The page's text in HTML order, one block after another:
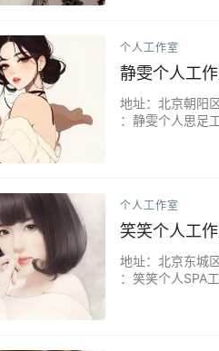
个人工作室
静雯个人工
地址：北京朝阳
：静雯个人思足
个人工作室
笑笑个人工
地址：北京东城
：笑笑个人SPA